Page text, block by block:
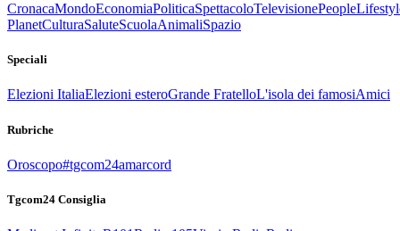
CronacaMondoEconomiaPoliticaSpettacoloTelevisionePeople
PlanetCulturaSaluteScuolaAnimaliSpazio
Speciali
Elezioni ItaliaElezioni esteroGrande FratelloL'isola dei famosiAmici
Rubriche
Oroscopo#tgcom24amarcord
Tgcom24 Consiglia